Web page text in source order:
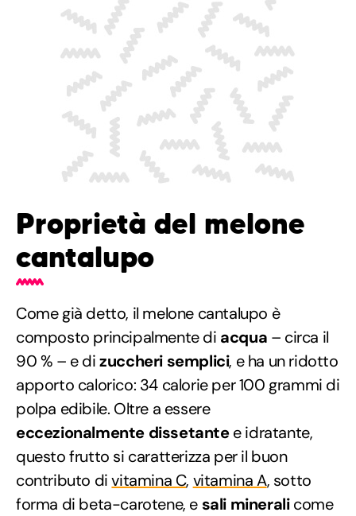
Proprietà del melone
cantalupo
Come già detto, il melone cantalupo è
composto principalmente di acqua – circa il
90 % – e dizuccheri semplici, e ha un ridotto
apporto calorico: 34 calorie per 100 grammi di
polpa edibile. Oltre a essere
eccezionalmente dissetantee idratante,
questo frutto si caratterizza per il buon
contributo divitamina C, vitamina A, sotto
forma di beta-carotene, e sali mineralicome